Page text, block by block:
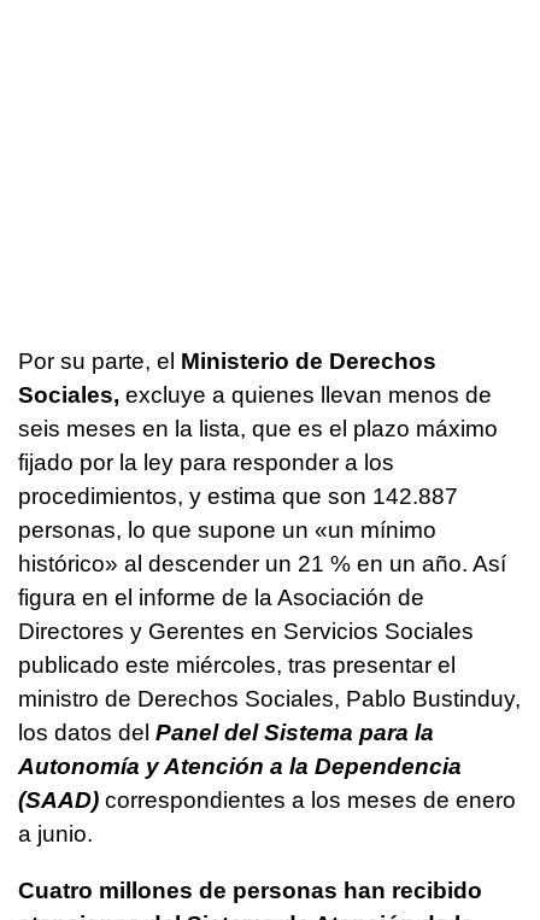
Por su parte, el Ministerio de Derechos
Sociales, excluye a quienes llevan menos de
seis meses en la lista, que es el plazo máximo
fijado por la ley para responder a los
procedimientos, y estima que son 142.887
personas, lo que supone un «un mínimo
histórico» al descender un 21 % en un año. Así
figura en el informe de la Asociación de
Directores y Gerentes en Servicios Sociales
publicado este miércoles, tras presentar el
ministro de Derechos Sociales, Pablo Bustinduy,
los datos del Panel del Sistema para la
Autonomía y Atención a la Dependencia
(SAAD) correspondientes a los meses de enero
a junio.
Cuatro millones de personas han recibido